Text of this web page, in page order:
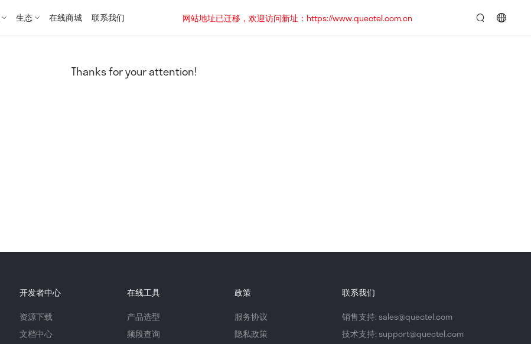
生态 在线商城 联系我们
网站地址已迁移，欢迎访问新址：https://www.quectel.com.cn
Thanks for your attention!
开发者中心
资源下载
文档中心
在线工具
产品选型
频段查询
政策
服务协议
隐私政策
联系我们
销售支持: sales@quectel.com
技术支持: support@quectel.com